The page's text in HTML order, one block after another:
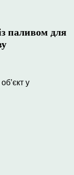
паливом для